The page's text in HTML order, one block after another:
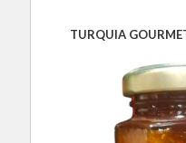
TURQUIA